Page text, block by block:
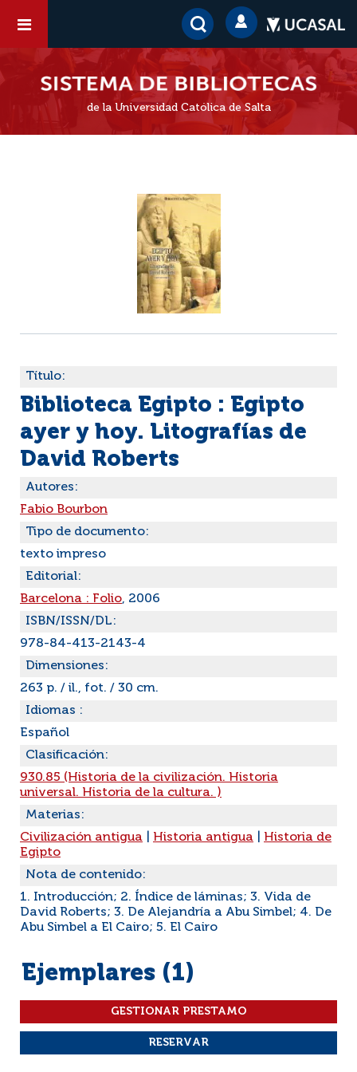
de la Universidad Católica de Salta
Título:
Biblioteca Egipto : Egipto
ayer y hoy. Litografías de
David Roberts
Autores:
Fabio Bourbon
Tipo de documento:
texto impreso
Editorial:
Barcelona : Folio, 2006
ISBN/ISSN/DL:
978-84-413-2143-4
Dimensiones:
263 p. / il., fot. / 30 cm.
Idiomas :
Español
Clasificación:
930.85 (Historia de la civilización. Historia
universal. Historia de la cultura. )
Materias:
Civilización antigua
Historia antigua
Historia de
Egipto
Nota de contenido:
1. Introducción; 2. Índice de láminas; 3. Vida de
David Roberts; 3. De Alejandría a Abu Simbel; 4. De
Abu Simbel a El Cairo; 5. El Cairo
Ejemplares (1)